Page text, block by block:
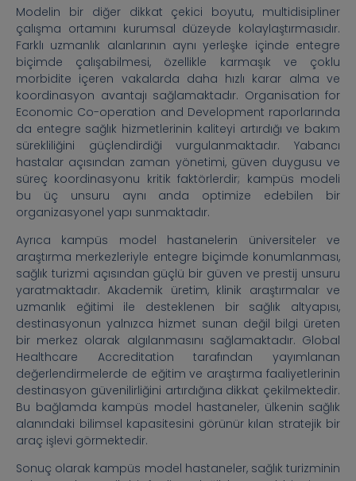
Modelin bir diğer dikkat çekici boyutu, multidisipliner
çalışma ortamını kurumsal düzeyde kolaylaştırmasıdır.
Farklı uzmanlık alanlarının aynı yerleşke içinde entegre
biçimde çalışabilmesi, özellikle karmaşık ve çoklu
morbidite içeren vakalarda daha hızlı karar alma ve
koordinasyon avantajı sağlamaktadır. Organisation for
Economic Co-operation and Development raporlarında
da entegre sağlık hizmetlerinin kaliteyi artırdığı ve bakım
sürekliliğini güçlendirdiği vurgulanmaktadır. Yabancı
hastalar açısından zaman yönetimi, güven duygusu ve
süreç koordinasyonu kritik faktörlerdir; kampüs modeli
bu üç unsuru aynı anda optimize edebilen bir
organizasyonel yapı sunmaktadır.
Ayrıca kampüs model hastanelerin üniversiteler ve
araştırma merkezleriyle entegre biçimde konumlanması,
sağlık turizmi açısından güçlü bir güven ve prestij unsuru
yaratmaktadır. Akademik üretim, klinik araştırmalar ve
uzmanlık eğitimi ile desteklenen bir sağlık altyapısı,
destinasyonun yalnızca hizmet sunan değil bilgi üreten
bir merkez olarak algılanmasını sağlamaktadır. Global
Healthcare Accreditation tarafından yayımlanan
değerlendirmelerde de eğitim ve araştırma faaliyetlerinin
destinasyon güvenilirliğini artırdığına dikkat çekilmektedir.
Bu bağlamda kampüs model hastaneler, ülkenin sağlık
alanındaki bilimsel kapasitesini görünür kılan stratejik bir
araç işlevi görmektedir.
Sonuç olarak kampüs model hastaneler, sağlık turizminin